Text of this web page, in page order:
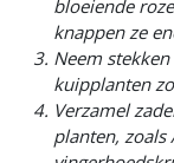
bloeiende
knappen ze
Neem
kuipplanten
Verzamel
planten,